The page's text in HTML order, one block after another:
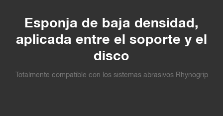
Esponja de baja densidad,
aplicada entre el soporte y el
disco
Totalmente compatible con los sistemas abrasivos Rhynogrip